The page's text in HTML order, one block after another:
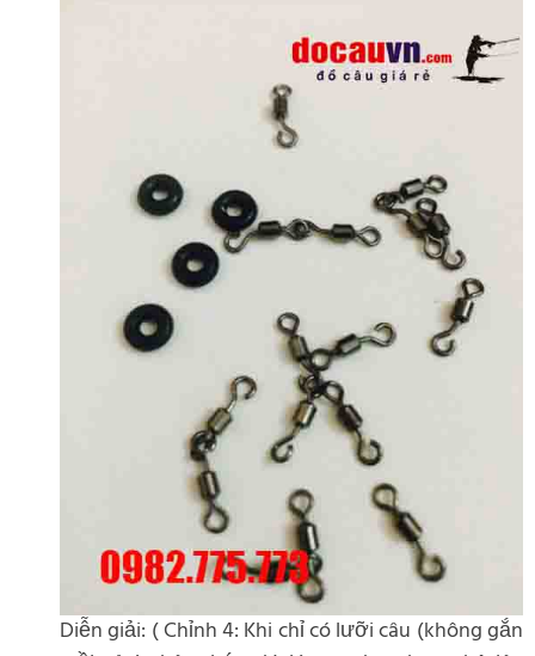
Diễn giải: ( Chỉnh 4: Khi chỉ có lưỡi câu (không gắn